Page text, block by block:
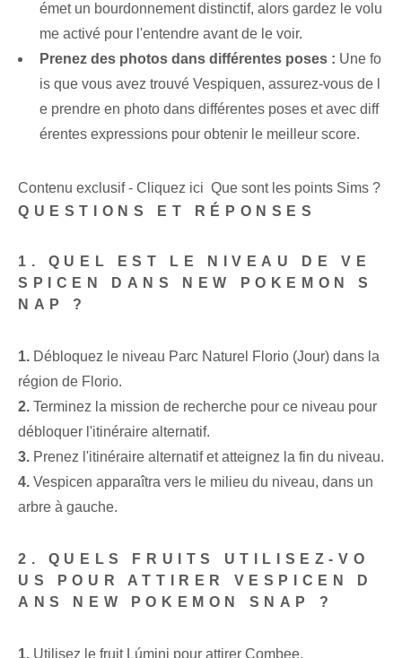
émet un bourdonnement distinctif, alors gardez le volu
me activé pour l'entendre avant de le voir.
Prenez des photos dans différentes poses : Une fo
is⁤ que vous avez trouvé Vespiquen, assurez-vous de l
e prendre en photo dans différentes poses⁢ et avec diff
érentes expressions pour obtenir le meilleur score.
Contenu exclusif - Cliquez ici Que sont les points Sims ?
QUESTIONS ET RÉPONSES
1. QUEL EST LE NIVEAU DE VE
SPICEN DANS NEW POKEMON S
NAP ?
1. ‍Débloquez le niveau Parc Naturel Florio (Jour) dans la
région de Florio.
2. Terminez la mission de recherche pour ce niveau pour
débloquer l'itinéraire alternatif.
3. Prenez l'itinéraire alternatif et atteignez la fin du niveau.
4. Vespicen apparaîtra vers le milieu du niveau, dans un
arbre à gauche.
2. QUELS FRUITS UTILISEZ-VO
US POUR ATTIRER VESPICEN D
ANS NEW POKEMON SNAP ?
1. Utilisez le fruit Lúmini pour attirer Combee.